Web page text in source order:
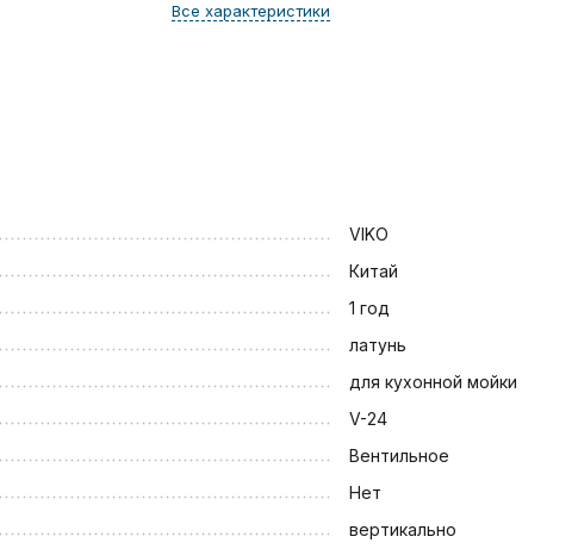
Все характеристики
VIKO
Китай
1 год
латунь
для кухонной мойки
V-24
Вентильное
Нет
вертикально